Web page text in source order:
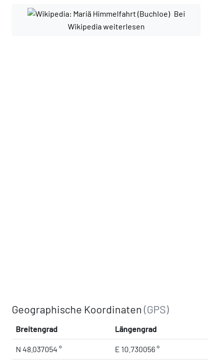
Bei
Wikipedia weiterlesen
Geographische Koordinaten(GPS)
Breitengrad Längengrad
N 48.037054 ° E 10.730056 °